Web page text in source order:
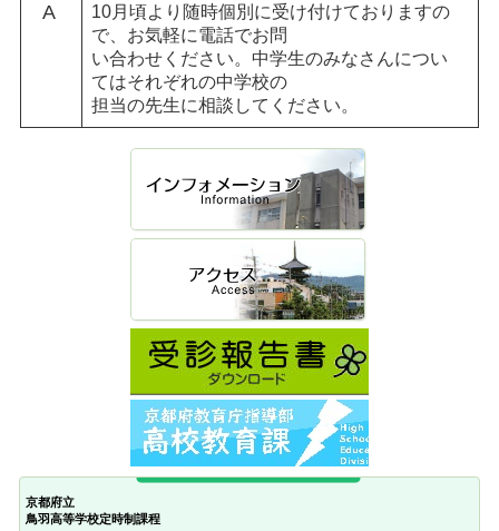
A
10月頃より随時個別に受け付けておりますの
で、お気軽に電話でお問
い合わせください。中学生のみなさんについ
てはそれぞれの中学校の
担当の先生に相談してください。
京都府立
鳥羽高等学校定時制課程